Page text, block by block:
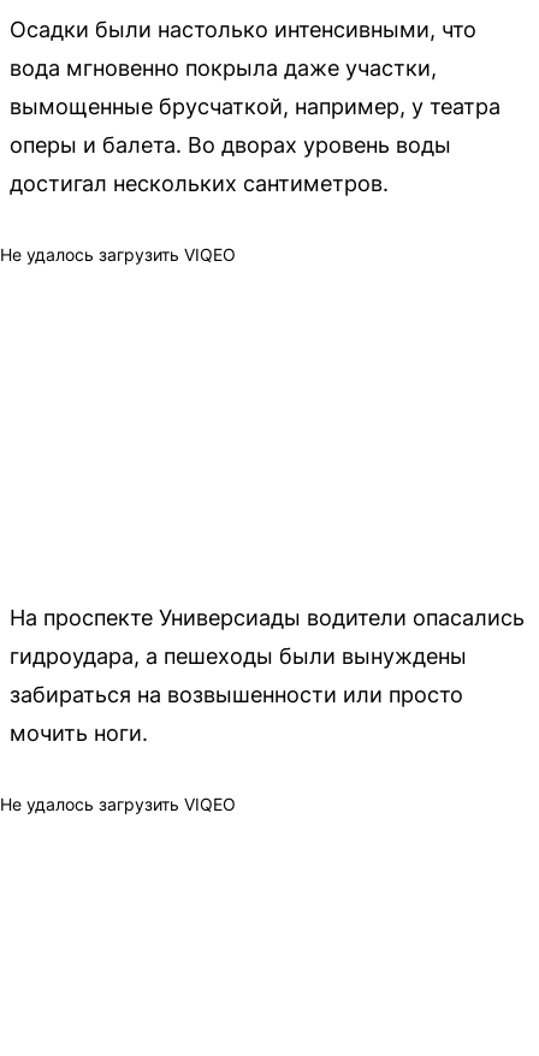
Осадки были настолько интенсивными, что
вода мгновенно покрыла даже участки,
вымощенные брусчаткой, например, у театра
оперы и балета. Во дворах уровень воды
достигал нескольких сантиметров.
Не удалось загрузить VIQEO
На проспекте Универсиады водители опасались
гидроудара, а пешеходы были вынуждены
забираться на возвышенности или просто
мочить ноги.
Не удалось загрузить VIQEO